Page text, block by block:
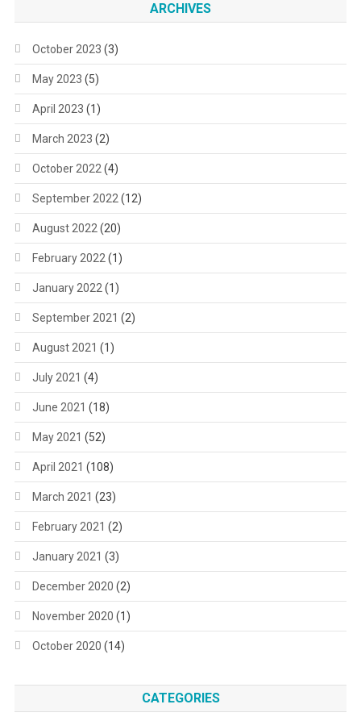
ARCHIVES
October 2023 (3)
May 2023 (5)
April 2023 (1)
March 2023 (2)
October 2022 (4)
September 2022 (12)
August 2022 (20)
February 2022 (1)
January 2022 (1)
September 2021 (2)
August 2021 (1)
July 2021 (4)
June 2021 (18)
May 2021 (52)
April 2021 (108)
March 2021 (23)
February 2021 (2)
January 2021 (3)
December 2020 (2)
November 2020 (1)
October 2020 (14)
CATEGORIES